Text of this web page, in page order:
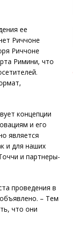
ее
Риччоне
Риччоне
Римини, что
концепции
и его
является
и для наших
и партнеры-
проведения в
– Тем
что они